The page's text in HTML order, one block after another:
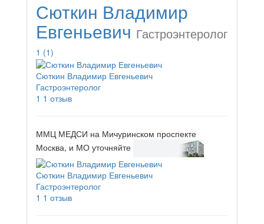
Сюткин Владимир
Евгеньевич Гастроэнтеролог
1 (1)
Сюткин Владимир Евгеньевич
Гастроэнтеролог
1 1 отзыв
ММЦ МЕДСИ на Мичуринском проспекте
Москва, и МО уточняйте
Сюткин Владимир Евгеньевич
Гастроэнтеролог
1 1 отзыв